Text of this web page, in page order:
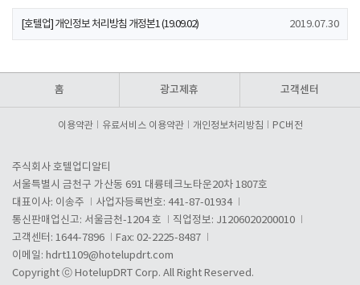
[호텔업] 개인정보 처리방침 개정본1 (19.09.02) 2019.07.30
홈 광고제휴 고객센터
이용약관 유료서비스 이용약관 개인정보처리방침 PC버전
주식회사 호텔업디알티
서울특별시 금천구 가산동 691 대륭테크노타운20차 1807호
대표이사: 이송주
사업자등록번호: 441-87-01934
통신판매업신고: 서울금천-1204 호
직업정보: J1206020200010
고객센터: 1644-7896
Fax: 02-2225-8487
이메일: hdrt1109@hotelupdrt.com
Copyright ⓒ HotelupDRT Corp. All Right Reserved.